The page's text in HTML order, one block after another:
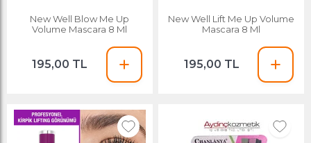
New Well Blow Me Up
Volume Mascara 8 Ml
195,00 TL
New Well Lift Me Up Volume
Mascara 8 Ml
195,00 TL